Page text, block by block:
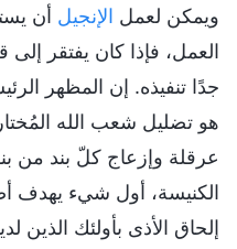
ويمكن لعمل الإنجيل أن
العمل، فإذا كان يفتقر
جدًا تنفيذه. إن المظهر
هو تضليل شعب الله
عرقلة وإزعاج كلّ بند من
الكنيسة، أول شيء يهدف
إلحاق الأذى بأولئك الذين